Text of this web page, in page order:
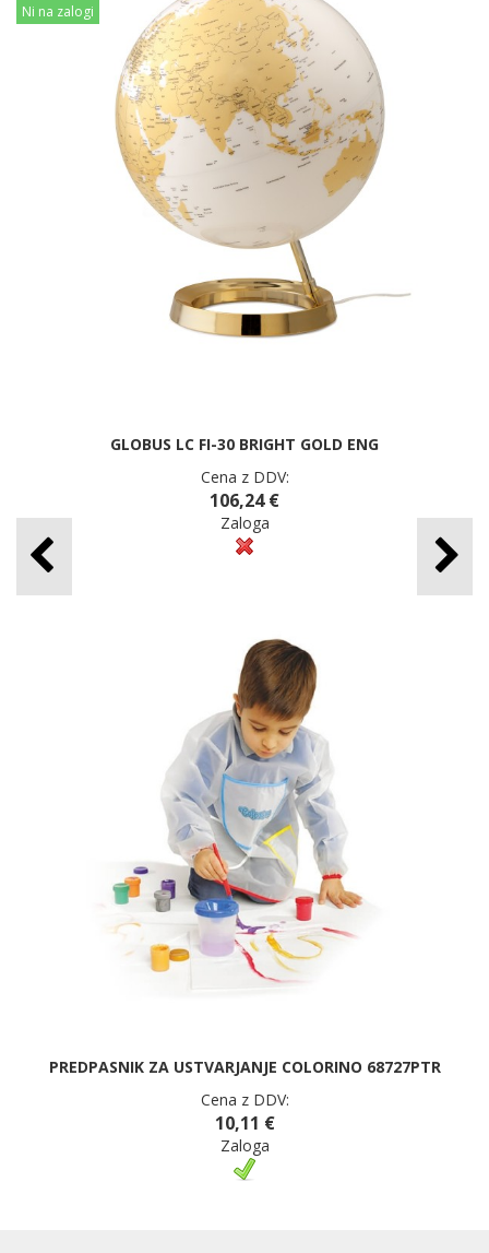
Ni na zalogi
GLOBUS LC FI-30 BRIGHT GOLD ENG
Cena z DDV:
106,24 €
Zaloga
PREDPASNIK ZA USTVARJANJE COLORINO 68727PTR
Cena z DDV:
10,11 €
Zaloga